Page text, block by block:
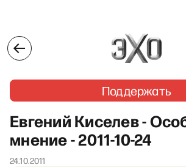
Поддержать
Евгений Киселев -
мнение - 2011-10-24
24.10.2011